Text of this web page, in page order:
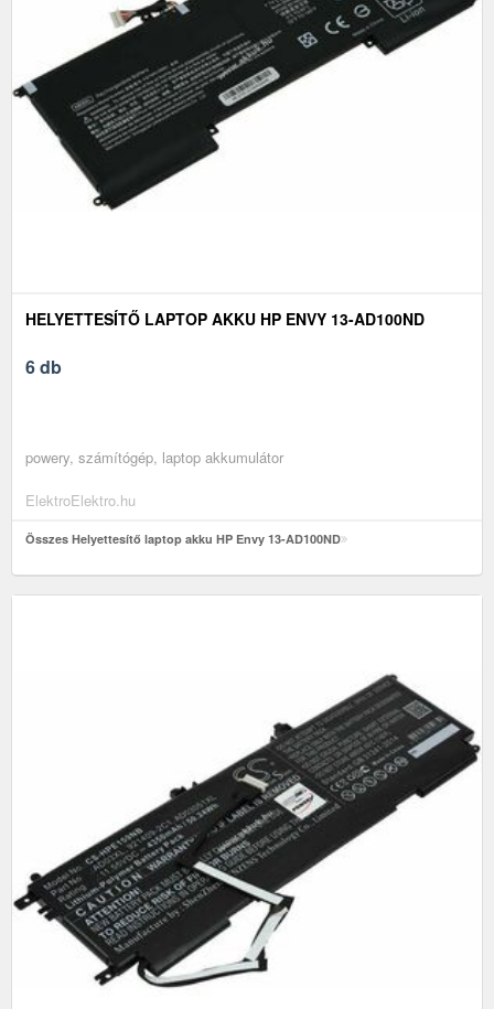
HELYETTESÍTŐ LAPTOP AKKU HP ENVY 13-AD100ND
6 db
powery, számítógép, laptop akkumulátor
ElektroElektro.hu
Összes Helyettesítő laptop akku HP Envy 13-AD100ND